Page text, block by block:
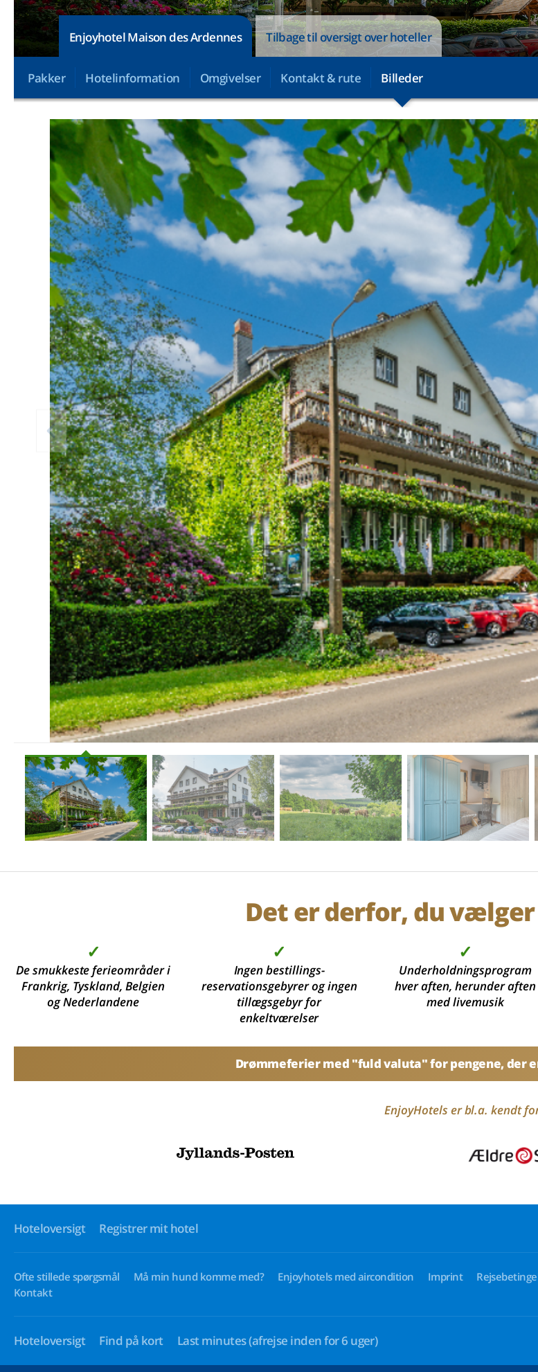
Enjoyhotel Maison des Ardennes Tilbage til oversigt over hoteller
Pakker Hotelinformation Omgivelser Kontakt & rute Billeder
Det er derfor, du vælger
✓
De smukkeste ferieområder i
Frankrig, Tyskland, Belgien
og Nederlandene
✓
Ingen bestillings-
reservationsgebyrer og ingen
tillægsgebyr for
enkeltværelser
✓
Underholdningsprogram
hver aften, herunder aften
med livemusik
Drømmeferier med "fuld valuta" for pengene, der
EnjoyHotels er bl.a. kendt
Hoteloversigt Registrer mit hotel
Ofte stillede spørgsmål Må min hund komme med? Enjoyhotels med aircondition Imprint
Kontakt
Hoteloversigt Find på kort Last minutes(afrejse inden for 6 uger)